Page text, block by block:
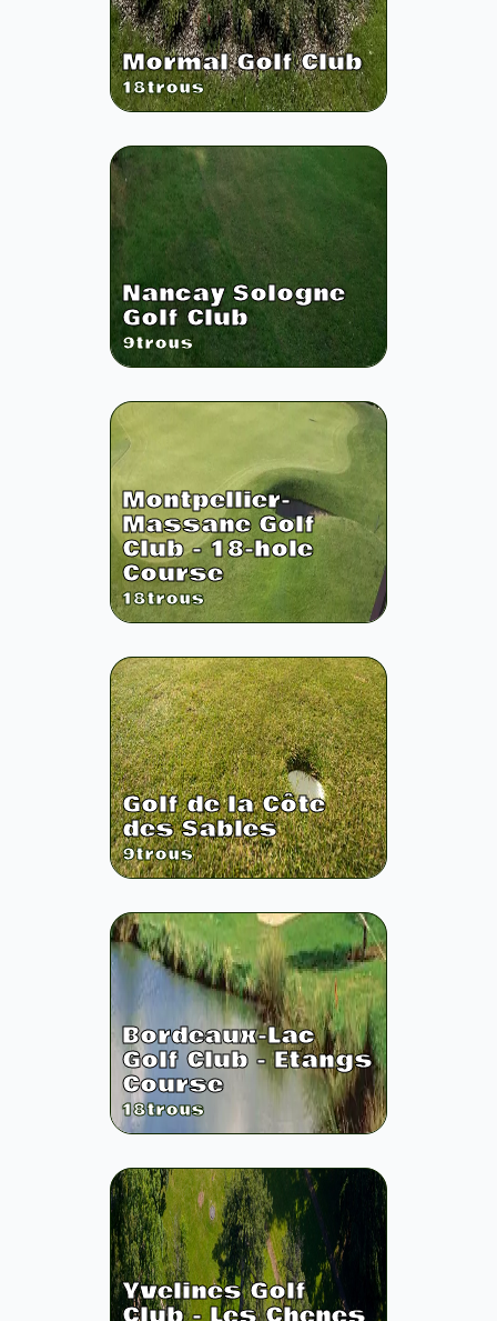
Mormal Golf Club
18trous
Nancay Sologne
Golf Club
9trous
Montpellier-
Massane Golf
Club - 18-hole
Course
18trous
Golf de la Côte
des Sables
9trous
Bordeaux-Lac
Golf Club - Etangs
Course
18trous
Yvelines Golf